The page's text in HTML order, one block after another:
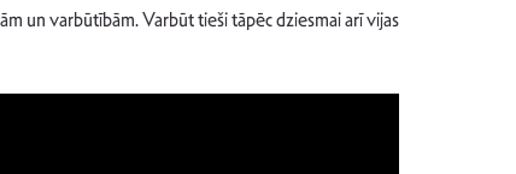
un varbūtībām. Varbūt tieši tāpēc dziesmai arī vijas